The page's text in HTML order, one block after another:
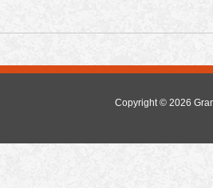
Copyright © 2026